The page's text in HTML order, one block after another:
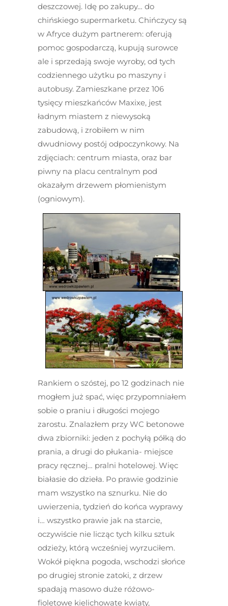
deszczowej. Idę po zakupy… do
chińskiego supermarketu. Chińczycy są
w Afryce dużym partnerem: oferują
pomoc gospodarczą, kupują surowce
ale i sprzedają swoje wyroby, od tych
codziennego użytku po maszyny i
autobusy. Zamieszkane przez 106
tysięcy mieszkańców Maxixe, jest
ładnym miastem z niewysoką
zabudową, i zrobiłem w nim
dwudniowy postój odpoczynkowy. Na
zdjęciach: centrum miasta, oraz bar
piwny na placu centralnym pod
okazałym drzewem płomienistym
(ogniowym).
Rankiem o szóstej, po 12 godzinach nie
mogłem już spać, więc przypomniałem
sobie o praniu i długości mojego
zarostu. Znalazłem przy WC betonowe
dwa zbiorniki: jeden z pochyłą półką do
prania, a drugi do płukania- miejsce
pracy ręcznej… pralni hotelowej. Więc
białasie do dzieła. Po prawie godzinie
mam wszystko na sznurku. Nie do
uwierzenia, tydzień do końca wyprawy
i… wszystko prawie jak na starcie,
oczywiście nie licząc tych kilku sztuk
odzieży, którą wcześniej wyrzuciłem.
Wokół piękna pogoda, wschodzi słońce
po drugiej stronie zatoki, z drzew
spadają masowo duże różowo-
fioletowe kielichowate kwiaty,